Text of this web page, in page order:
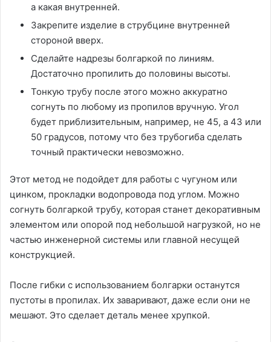
а какая внутренней.
Закрепите изделие в струбцине внутренней
стороной вверх.
Сделайте надрезы болгаркой по линиям.
Достаточно пропилить до половины высоты.
Тонкую трубу после этого можно аккуратно
согнуть по любому из пропилов вручную. Угол
будет приблизительным, например, не 45, а 43 или
50 градусов, потому что без трубогиба сделать
точный практически невозможно.
Этот метод не подойдет для работы с чугуном или
цинком, прокладки водопровода под углом. Можно
согнуть болгаркой трубу, которая станет декоративным
элементом или опорой под небольшой нагрузкой, но не
частью инженерной системы или главной несущей
конструкцией.
После гибки с использованием болгарки останутся
пустоты в пропилах. Их заваривают, даже если они не
мешают. Это сделает деталь менее хрупкой.